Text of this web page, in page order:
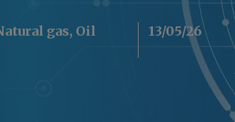
gas, Oil
13/05/26